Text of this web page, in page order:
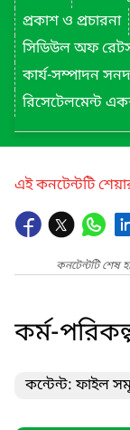
প্রকাশ ও প্রচারনা
সিডিউল অফ
কার্য-সম্পাদন
রিসেটেলমেন্ট
এই কনটেন্টটি
কনটেন্টটি শেষ
কর্ম-
কন্টেন্ট: ফাইল